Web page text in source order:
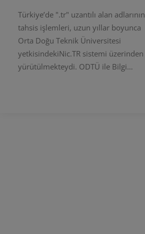
Türkiye’de ".tr" uzantılı alan adlarının
tahsis işlemleri, uzun yıllar boyunca
Orta Doğu Teknik Üniversitesi
yetkisindekiNic.TR sistemi üzerinden
yürütülmekteydi. ODTÜ ile Bilgi…